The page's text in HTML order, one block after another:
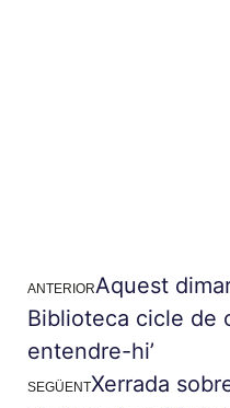
ANTERIORAquest
Biblioteca cicle de
entendre-hi’
SEGÜENTXerrada